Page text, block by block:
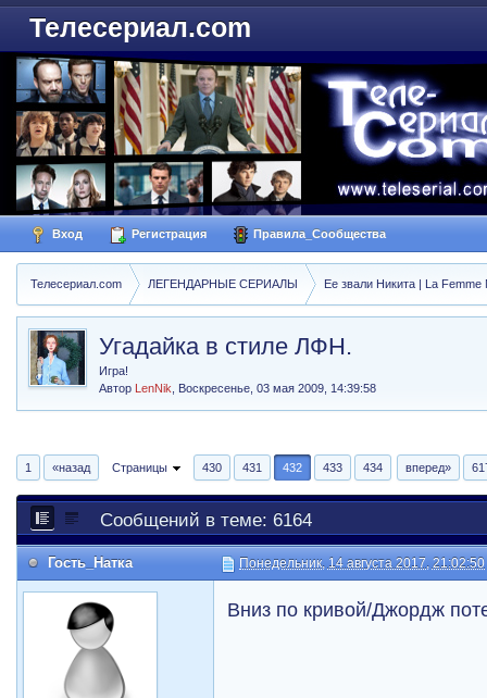
Телесериал.com
Вход Регистрация Правила_Сообщества
Телесериал.com ЛЕГЕНДАРНЫЕ СЕРИАЛЫ Ее звали Никита | La Femme
Угадайка в стиле ЛФН.
Игра!
Автор LenNik Воскресенье, 03 мая 2009, 14:39:58
1 «назад Страницы 430 431 432 433 434 вперед»
Сообщений в теме: 6164
Гость_Натка Понедельник, 14 августа 2017, 21:02:50
Вниз по кривой/Джордж